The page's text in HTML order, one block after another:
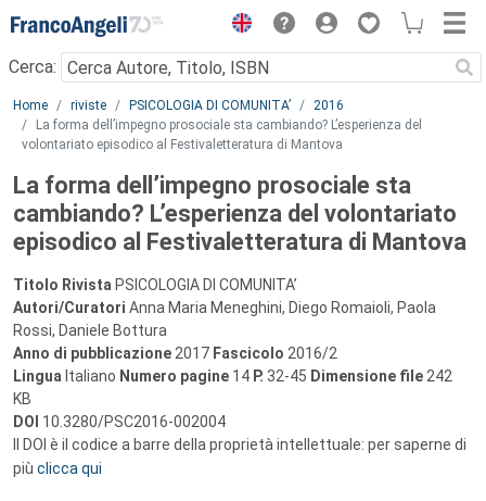
Menu
Cerca:
Main content
Home riviste PSICOLOGIA DI COMUNITA’
2016
La forma dell’impegno prosociale sta cambiando? L’esperienza del
volontariato episodico al Festivaletteratura di Mantova
La forma dell’impegno prosociale sta
cambiando? L’esperienza del volontariato
episodico al Festivaletteratura di Mantova
Titolo Rivista PSICOLOGIA DI COMUNITA’
Autori/Curatori Anna Maria Meneghini, Diego Romaioli, Paola
Rossi, Daniele Bottura
Anno di pubblicazione 2017 Fascicolo 2016/2
Lingua Italiano Numero pagine 14 P. 32-45 Dimensione file 242
KB
DOI 10.3280/PSC2016-002004
Il DOI è il codice a barre della proprietà intellettuale: per saperne di
più clicca qui